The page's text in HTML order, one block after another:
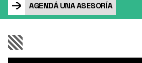
AGENDÁ UNA ASESORÍA